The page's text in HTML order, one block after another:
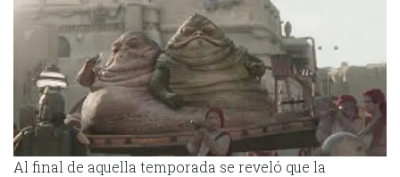
Al final de aquella temporada se reveló que la